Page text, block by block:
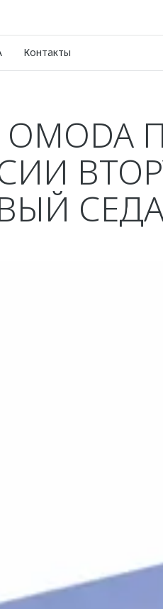
Контакты